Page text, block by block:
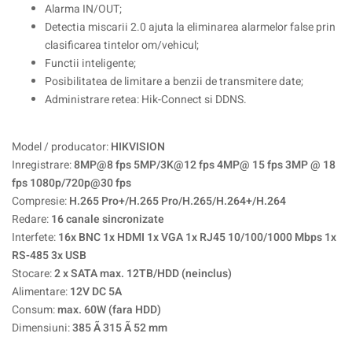
Alarma IN/OUT;
Detectia miscarii 2.0 ajuta la eliminarea alarmelor false prin
clasificarea tintelor om/vehicul;
Functii inteligente;
Posibilitatea de limitare a benzii de transmitere date;
Administrare retea: Hik-Connect si DDNS.
Model / producator:HIKVISION
Inregistrare:8MP@8 fps 5MP/3K@12 fps 4MP@ 15 fps 3MP @ 18
fps 1080p/720p@30 fps
Compresie:H.265 Pro+/H.265 Pro/H.265/H.264+/H.264
Redare:16 canale sincronizate
Interfete:16x BNC 1x HDMI 1x VGA 1x RJ45 10/100/1000 Mbps 1x
RS-485 3x USB
Stocare:2 x SATA max. 12TB/HDD (neinclus)
Alimentare:12V DC 5A
Consum:max. 60W (fara HDD)
Dimensiuni:385 Ã 315 Ã 52 mm